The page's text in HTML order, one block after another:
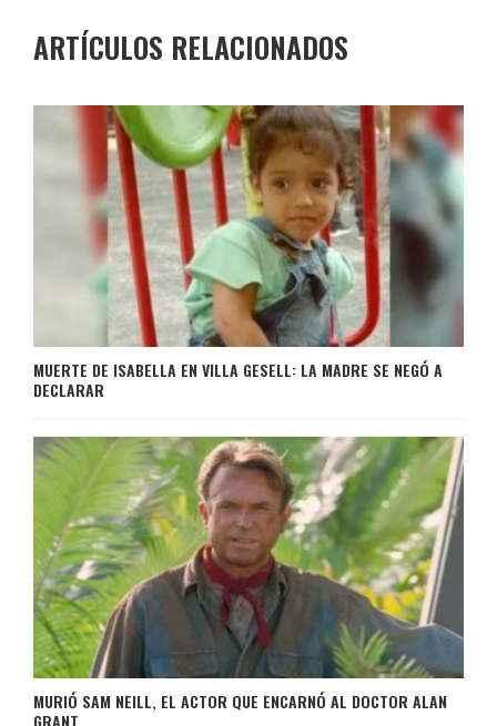
ARTÍCULOS RELACIONADOS
MUERTE DE ISABELLA EN VILLA GESELL: LA MADRE SE NEGÓ A
DECLARAR
MURIÓ SAM NEILL, EL ACTOR QUE ENCARNÓ AL DOCTOR ALAN
GRANT